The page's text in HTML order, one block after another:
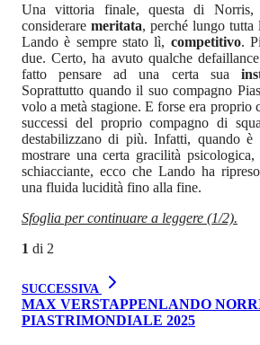
Una vittoria finale, questa di
considerare meritata, perché lungo tutta
Lando è sempre stato lì, competitivo.
due. Certo, ha avuto qualche
fatto pensare ad una certa sua
Soprattutto quando il suo compagno
volo a metà stagione. E forse era proprio
successi del proprio compagno di
destabilizzano di più. Infatti, quando è
mostrare una certa gracilità psicologica,
schiacciante, ecco che Lando ha
una fluida lucidità fino alla fine.
Sfoglia per continuare a leggere (1/2).
1 di 2
SUCCESSIVA
MAX VERSTAPPENLANDO
PIASTRIMONDIALE 2025